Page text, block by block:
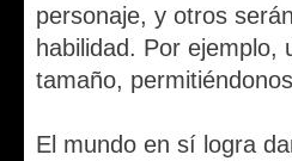
personaje, y otros
habilidad. Por ejemplo,
tamaño,
El mundo en sí logra